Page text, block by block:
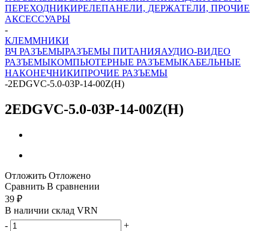
ПЕРЕХОДНИКИРЕЛЕПАНЕЛИ, ДЕРЖАТЕЛИ, ПРОЧИЕ
АКСЕССУАРЫ
-
КЛЕММНИКИ
ВЧ РАЗЪЕМЫРАЗЪЕМЫ ПИТАНИЯАУДИО-ВИДЕО
РАЗЪЕМЫКОМПЬЮТЕРНЫЕ РАЗЪЕМЫКАБЕЛЬНЫЕ
НАКОНЕЧНИКИПРОЧИЕ РАЗЪЕМЫ
-2EDGVC-5.0-03P-14-00Z(H)
2EDGVC-5.0-03P-14-00Z(H)
Отложить Отложено
Сравнить В сравнении
39 ₽
В наличии склад VRN
-
+